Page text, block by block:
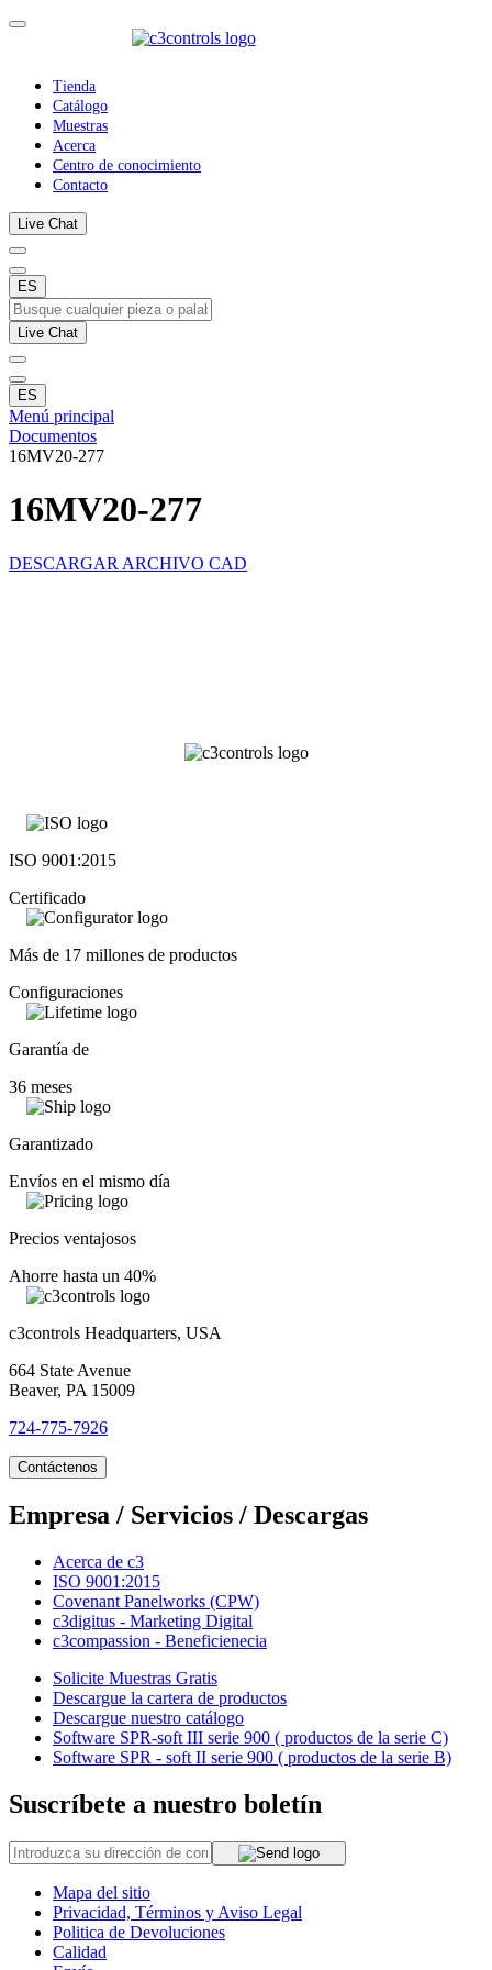
Tienda
Catálogo
Muestras
Acerca
Centro de conocimiento
Contacto
Live Chat
ES
Live Chat
ES
Menú principal
Documentos
16MV20-277
16MV20-277
DESCARGAR ARCHIVO CAD
ISO 9001:2015
Certificado
Más de 17 millones de productos
Configuraciones
Garantía de
36 meses
Garantizado
Envíos en el mismo día
Precios ventajosos
Ahorre hasta un 40%
c3controls Headquarters, USA
664 State Avenue
Beaver, PA 15009
724-775-7926
Contáctenos
Empresa / Servicios / Descargas
Acerca de c3
ISO 9001:2015
Covenant Panelworks (CPW)
c3digitus - Marketing Digital
c3compassion - Beneficienecia
Solicite Muestras Gratis
Descargue la cartera de productos
Descargue nuestro catálogo
Software SPR-soft III serie 900 ( productos de la serie C)
Software SPR - soft II serie 900 ( productos de la serie B)
Suscríbete a nuestro boletín
Mapa del sitio
Privacidad, Términos y Aviso Legal
Politica de Devoluciones
Calidad